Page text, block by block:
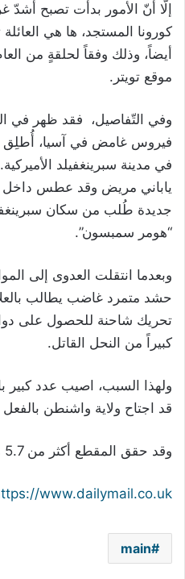
إلّا أنّ الأمور بدأت تصبح أشدّ
كورونا المستجد، ها هي العائلة
موقع تويتر.
فيروس غامض في آسيا، أُطلِق
في مدينة سبرينغفيلد
ياباني مريض وقد عطس داخل
جديدة طُلب من سكان
“هومر سمبسون”.
وبعدما انتقلت العدوى إلى
حشد متمرد غاضب يطالب
تحريك شاحنة للحصول على
كبيراً من النحل القاتل.
ولهذا السبب، اصيب عدد كبير
قد اجتاح ولاية واشنطن
وقد حقق المقطع أكثر من 5.7 ملايين مشاهدة منذ نشره.
www.dailymail.co.uk/
main